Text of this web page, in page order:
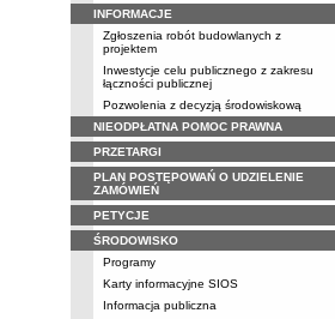
INFORMACJE
Zgłoszenia robót budowlanych z
projektem
Inwestycje celu publicznego z zakresu
łączności publicznej
Pozwolenia z decyzją środowiskową
NIEODPŁATNA POMOC PRAWNA
PRZETARGI
PLAN POSTĘPOWAŃ O UDZIELENIE
ZAMÓWIEŃ
PETYCJE
ŚRODOWISKO
Programy
Karty informacyjne SIOS
Informacja publiczna